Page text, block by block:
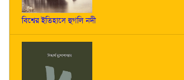
বিশ্বের ইতিহাসে হুগলি নদী